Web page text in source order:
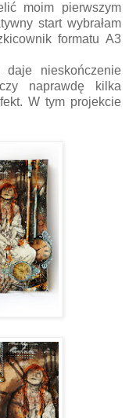
moim pierwszym
start wybrałam
formatu A3
nieskończenie
naprawdę kilka
W tym projekcie